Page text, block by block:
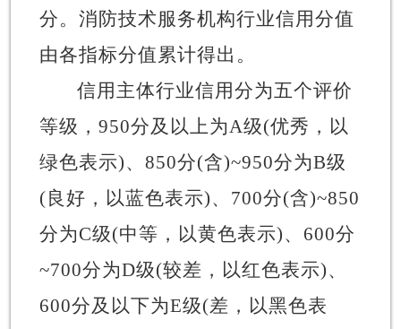
分。消防技术服务机构行业信用分值
由各指标分值累计得出。
信用主体行业信用分为五个评价
等级， 950分及以上为A级(优秀，以
绿色表示)、 850分(含)~950分为B级
(良好，以蓝色表示)、 700分(含)~850
分为C级(中等，以黄色表示)、 600分
~700分为D级(较差，以红色表示)、
600分及以下为E级(差，以黑色表